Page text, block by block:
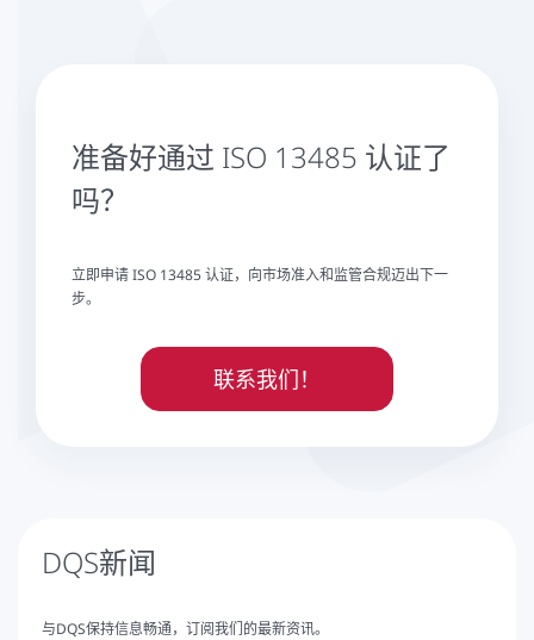
准备好通过 ISO 13485 认证了
吗？
立即申请 ISO 13485 认证，向市场准入和监管合规迈出下一
步。
联系我们！
DQS新闻
与DQS保持信息畅通，订阅我们的最新资讯。